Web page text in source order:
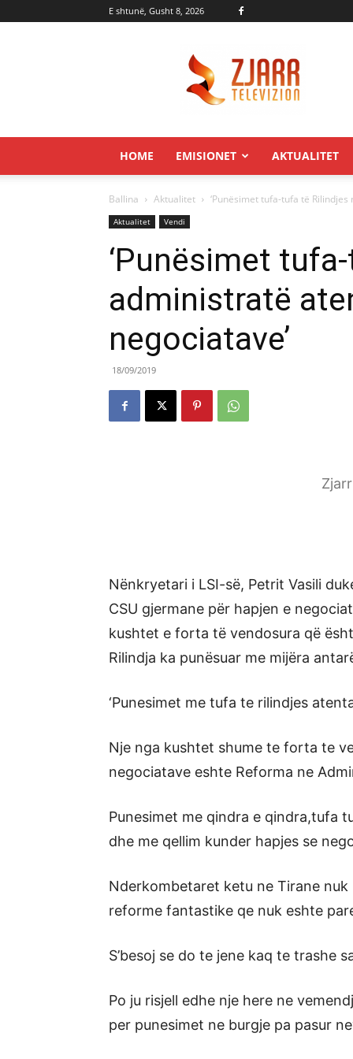
E shtunë, Gusht 8, 2026
HOME EMISIONET AKTUALITET
Ballina Aktualitet ‘Punësimet tufa-tufa të
Aktualitet Vendi
‘Punësimet
administratë
negociatave’
18/09/2019
Nënkryetari i LSI-së, Petrit Vasili
CSU gjermane për hapjen e
kushtet e forta të vendosura që
Rilindja ka punësuar me mijëra
‘Punesimet me tufa te rilindjes
Nje nga kushtet shume te forta te
negociatave eshte Reforma ne
Punesimet me qindra e qindra,tufa
dhe me qellim kunder hapjes se
Nderkombetaret ketu ne Tirane
reforme fantastike qe nuk eshte
S’besoj se do te jene kaq te trashe
Po ju risjell edhe nje here ne
per punesimet ne burgje pa pasur